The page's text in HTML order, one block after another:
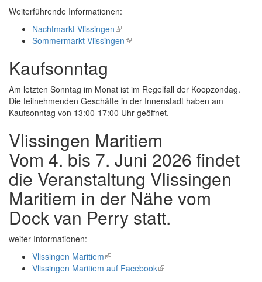
Weiterführende Informationen:
Nachtmarkt Vlissingen(link
is
Sommermarkt Vlissingen(link
Kaufsonntag
Am letzten Sonntag im Monat ist im Regelfall der Koopzondag.
Die teilnehmenden Geschäfte in der Innenstadt haben am
Kaufsonntag von 13:00-17:00 Uhr geöffnet.
Vlissingen Maritiem
Vom 4. bis 7. Juni 2026 findet
die Veranstaltung Vlissingen
Maritiem in der Nähe vom
Dock van Perry statt.
weiter Informationen:
Vlissingen Maritiem(link
is
Vlissingen Maritiem auf Facebook(link